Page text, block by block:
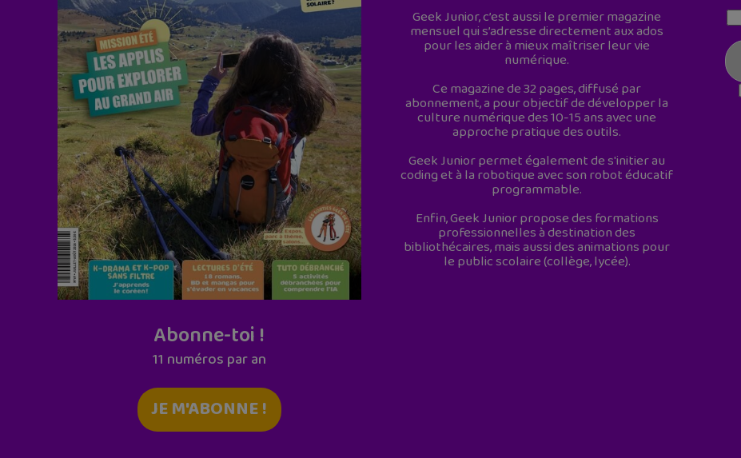
Abonne-toi !
11 numéros par an
JE M'ABONNE !
Geek Junior, c’est aussi le premier magazine
mensuel qui s’adresse directement aux ados
pour les aider à mieux maîtriser leur vie
numérique.
Ce magazine de 32 pages, diffusé par
abonnement, a pour objectif de développer la
culture numérique des 10-15 ans avec une
approche pratique des outils.
Geek Junior permet également de s'initier au
coding et à la robotique avec son robot éducatif
programmable.
Enfin, Geek Junior propose des formations
professionnelles à destination des
bibliothécaires, mais aussi des animations pour
le public scolaire (collège, lycée).